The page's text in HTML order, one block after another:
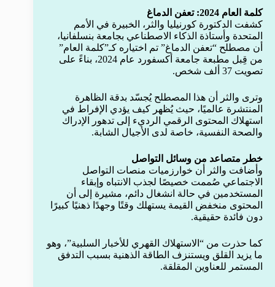
كلمة العام 2024: تعفن الدماغ
كشفت الدكتورة كورنيليا والثر، الخبيرة في الأمم
المتحدة وأستاذة الذكاء الاصطناعي بجامعة بنسلفانيا،
أن مصطلح “تعفن الدماغ” تم اختياره كـ”كلمة العام”
من قِبل مطبعة جامعة أكسفورد عام 2024، بناءً على
تصويت 37 ألف شخص.
وترى والثر أن هذا المصطلح يُجسّد بدقة الظاهرة
المنتشرة عالميًا، حيث يُظهر كيف يؤدي الإفراط في
استهلاك المحتوى الرقمي الرديء إلى تدهور الإدراك
والصحة النفسية، خاصة لدى الأجيال الشابة.
خطر متصاعد من وسائل التواصل
وأضافت والثر أن خوارزميات منصات التواصل
الاجتماعي صُممت خصيصًا لجذب الانتباه وإبقاء
المستخدمين في حالة انشغال دائم، مشيرة إلى أن
المحتوى منخفض القيمة يستهلك وقتًا وجهدًا ذهنيًا كبيرًا
دون فائدة حقيقية.
كما حذرت من “الاستهلاك القهري للأخبار السلبية”، وهو
ما يزيد القلق ويستنزف الطاقة الذهنية بسبب التدفق
المستمر للعناوين المقلقة.